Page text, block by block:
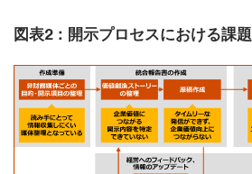
図表2：開示プロセスにおける課題